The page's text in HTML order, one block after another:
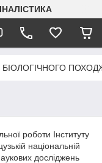
БІОЛОГІЧНОГО
роботи Інституту
національній
досліджень